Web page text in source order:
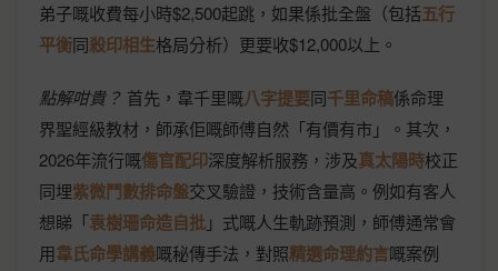
弟子嘅收費每小時$2,500起跳，如果係批全盤（包括五行
平衡同殺印相生格局分析）更要收$12,000以上。
點解咁貴？ 首先，韋千里嘅八字提要同千里命稿係命理
界聖經級教材，師承佢嘅師傅自然「有價有市」。其次，
2026年流行嘅傷官配印深度解析服務，涉及真太陽時校正
同埋紫微鬥數排命盤交叉驗證，技術含量高。例如有客人
想睇「袁樹珊命造自批」式嘅人生軌跡預測，師傅通常會
用韋氏命學講義嘅秘傳手法，對照精選命理約言嘅案例